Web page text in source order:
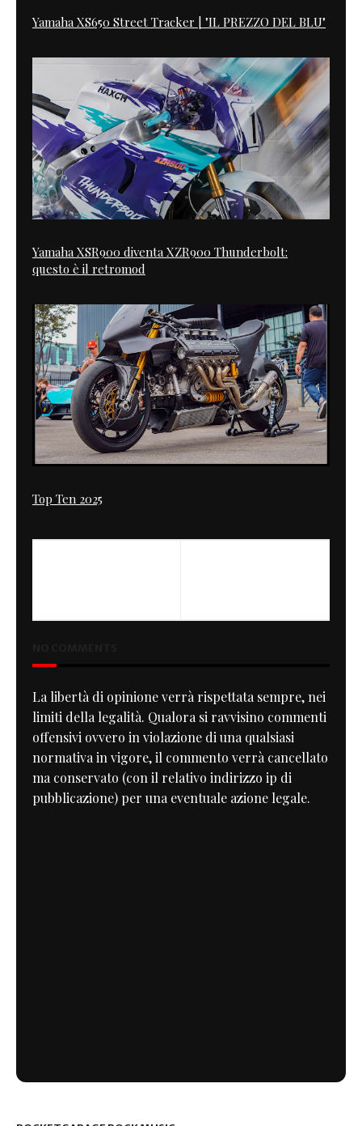
Yamaha XS650 Street Tracker | "IL PREZZO DEL BLU"
Yamaha XSR900 diventa XZR900 Thunderbolt:
questo è il retromod
Top Ten 2025
La libertà di opinione verrà rispettata sempre, nei
limiti della legalità. Qualora si ravvisino commenti
offensivi ovvero in violazione di una qualsiasi
normativa in vigore, il commento verrà cancellato
ma conservato (con il relativo indirizzo ip di
pubblicazione) per una eventuale azione legale.